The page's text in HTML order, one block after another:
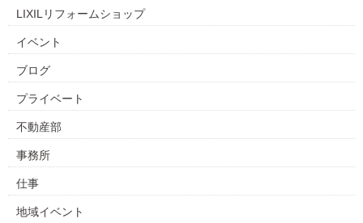
LIXILリフォームショップ
イベント
ブログ
プライベート
不動産部
事務所
仕事
地域イベント